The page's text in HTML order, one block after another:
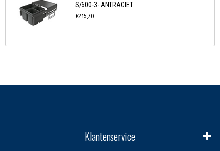
S/600-3- ANTRACIET
€245,70
Klantenservice